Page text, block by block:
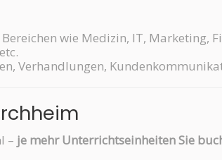
wie Medizin, IT, Marketing,
Verhandlungen,
– je mehr Unterrichtseinheiten Sie